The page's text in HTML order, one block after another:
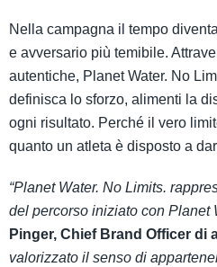
Nella campagna il tempo
e avversario più temibile.
autentiche, Planet Water. No
definisca lo sforzo, alimenti la
ogni risultato. Perché il vero
quanto un atleta è disposto a
“Planet Water. No Limits.
del percorso iniziato con Planet
Pinger, Chief Brand Officer di
valorizzato il senso di